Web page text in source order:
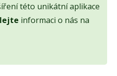
této unikátní aplikace
informaci o nás na